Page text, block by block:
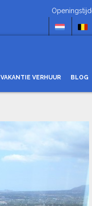
Openingstijden
VAKANTIE VERHUUR BLOG